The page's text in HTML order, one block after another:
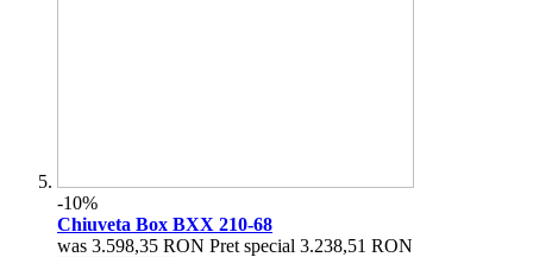
-10%
Chiuveta Box BXX 210-68
was 3.598,35 RON Pret special 3.238,51 RON